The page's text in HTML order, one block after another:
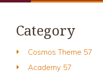
Category
Cosmos Theme 57
Academy 57